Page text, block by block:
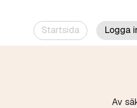
Startsida Logga
Av